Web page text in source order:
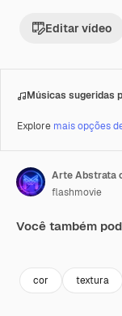
Editar vídeo
Músicas sugeridas
Explore mais opções
Arte Abstrata
flashmovie
Você também
cor textura